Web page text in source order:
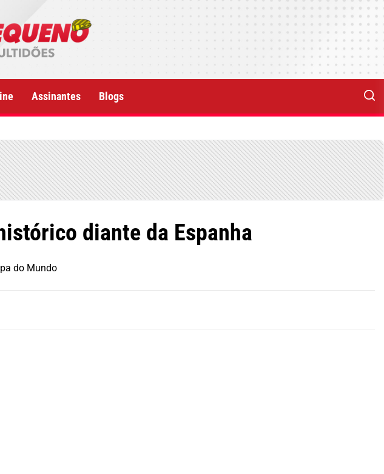
Assinantes Blogs
diante da Espanha
do Mundo